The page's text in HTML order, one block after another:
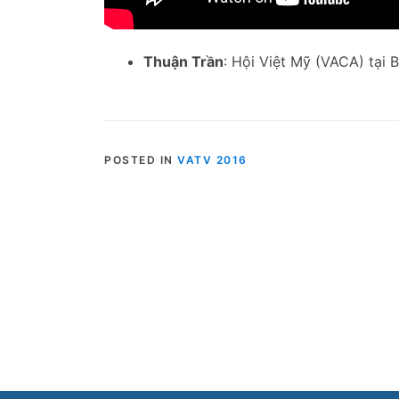
Thuận Trần: Hội Việt Mỹ (VACA) tại
POSTED IN VATV 2016